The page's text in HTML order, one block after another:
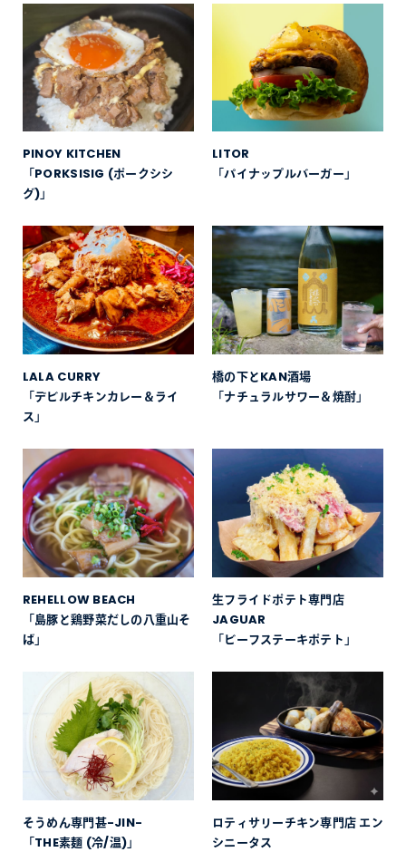
PINOY KITCHEN
「PORKSISIG (ポークシシ
グ)」
LITOR
「パイナップルバーガー」
LALA CURRY
「デビルチキンカレー＆ライ
ス」
橋の下とKAN酒場
「ナチュラルサワー＆焼酎」
REHELLOW BEACH
「島豚と鶏野菜だしの八重山そ
ば」
生フライドポテト専門店
JAGUAR
「ビーフステーキポテト」
そうめん専門甚-JIN-
「THE素麺 (冷/温)」
ロティサリーチキン専門店 エン
シニータス